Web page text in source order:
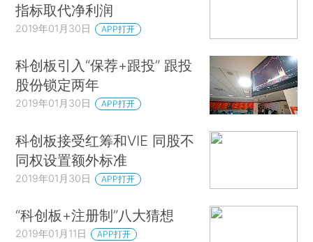
指标取代净利润
2019年01月30日 APP打开
科创板引入“保荐+跟投” 跟投
股份锁定两年
2019年01月30日 APP打开
科创板接受红筹和VIE 同股不
同权设置额外标准
2019年01月30日 APP打开
“科创板+注册制”八大猜想
2019年01月11日 APP打开